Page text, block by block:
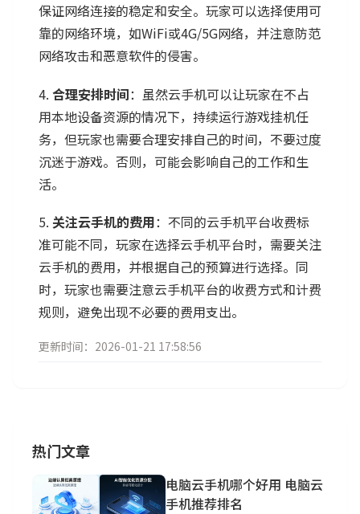
保证网络连接的稳定和安全。玩家可以选择使用可
靠的网络环境，如WiFi或4G/5G网络，并注意防范
网络攻击和恶意软件的侵害。
4. 合理安排时间：虽然云手机可以让玩家在不占
用本地设备资源的情况下，持续运行游戏挂机任
务，但玩家也需要合理安排自己的时间，不要过度
沉迷于游戏。否则，可能会影响自己的工作和生
活。
5. 关注云手机的费用：不同的云手机平台收费标
准可能不同，玩家在选择云手机平台时，需要关注
云手机的费用，并根据自己的预算进行选择。同
时，玩家也需要注意云手机平台的收费方式和计费
规则，避免出现不必要的费用支出。
更新时间：2026-01-21 17:58:56
热门文章
电脑云手机哪个好用 电脑云
手机推荐排名